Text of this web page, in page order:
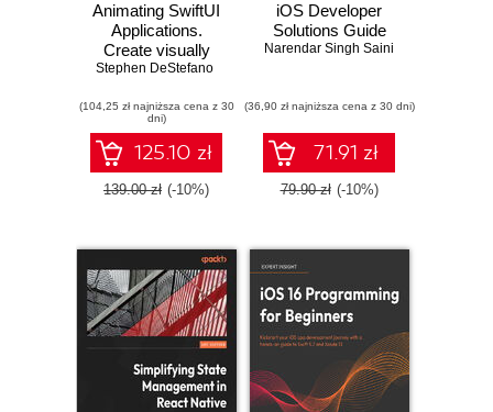
Animating SwiftUI
Applications.
Create visually
stunning and
animations for iOS
with SwiftUI
Stephen DeStefano
(104,25 zł najniższa cena z 30
dni)
125.10 zł
139.00 zł (-10%)
iOS Developer
Solutions Guide
Narendar Singh Saini
(36,90 zł najniższa cena z 30 dni)
71.91 zł
79.90 zł (-10%)